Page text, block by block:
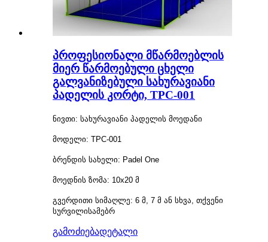
პროფესიონალი მწარმოებლის
მიერ წარმოებული ცხელი
გალვანიზებული სახურავიანი
პადელის კორტი, TPC-001
ნივთი: სახურავიანი პადელის მოედანი
მოდელი: TPC-001
ბრენდის სახელი: Padel One
მოედნის ზომა: 10x20 მ
გვერდითი სიმაღლე: 6 მ, 7 მ ან სხვა, თქვენი
სურვილისამებრ
გამოძიებადეტალი